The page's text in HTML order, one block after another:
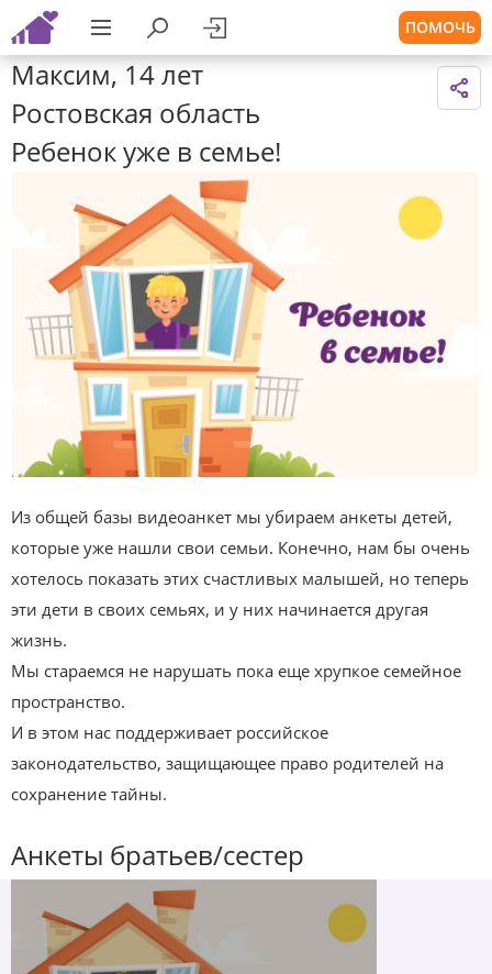
ПОМОЧЬ
Максим, 14 лет
Ростовская область
Ребенок уже в семье!
Из общей базы видеоанкет мы убираем анкеты детей,
которые уже нашли свои семьи. Конечно, нам бы очень
хотелось показать этих счастливых малышей, но теперь
эти дети в своих семьях, и у них начинается другая
жизнь.
Мы стараемся не нарушать пока еще хрупкое семейное
пространство.
И в этом нас поддерживает российское
законодательство, защищающее право родителей на
сохранение тайны.
Анкеты братьев/сестер